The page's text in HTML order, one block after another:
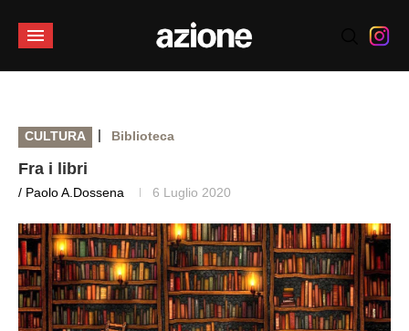
CULTURA | Biblioteca
Fra i libri
/ Paolo A.Dossena 6 Luglio 2020